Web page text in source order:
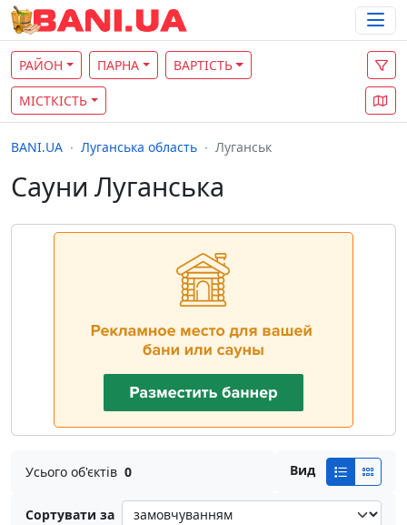
РАЙОН ПАРНА ВАРТІСТЬ
МІСТКІСТЬ
BANI.UA Луганська область Луганськ
Сауни Луганська
Усього об'єктів 0 Вид
Сортувати за